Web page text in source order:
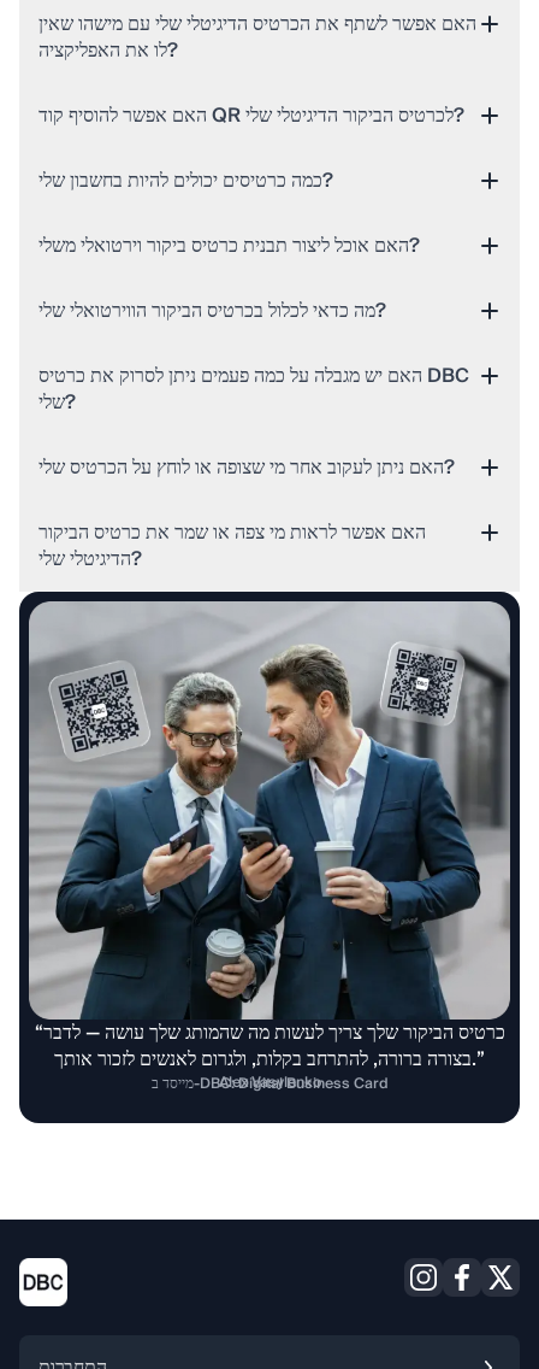
האם אפשר לשתף את הכרטיס הדיגיטלי שלי עם מישהו שאין
לו את האפליקציה?
האם אפשר להוסיף קוד QR לכרטיס הביקור הדיגיטלי שלי?
כמה כרטיסים יכולים להיות בחשבון שלי?
האם אוכל ליצור תבנית כרטיס ביקור וירטואלי משלי?
מה כדאי לכלול בכרטיס הביקור הווירטואלי שלי?
האם יש מגבלה על כמה פעמים ניתן לסרוק את כרטיס DBC
שלי?
האם ניתן לעקוב אחר מי שצופה או לוחץ על הכרטיס שלי?
האם אפשר לראות מי צפה או שמר את כרטיס הביקור
הדיגיטלי שלי?
“כרטיס הביקור שלך צריך לעשות מה שהמותג שלך עושה — לדבר
בצורה ברורה, להתרחב בקלות, ולגרום לאנשים לזכור אותך.”
Alex Vasylenko
מייסד ב-DBC: Digital Business Card